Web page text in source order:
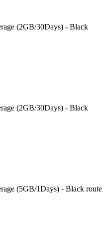
(2GB/30Days) - Black
(2GB/30Days) - Black
(5GB/1Days) - Black route